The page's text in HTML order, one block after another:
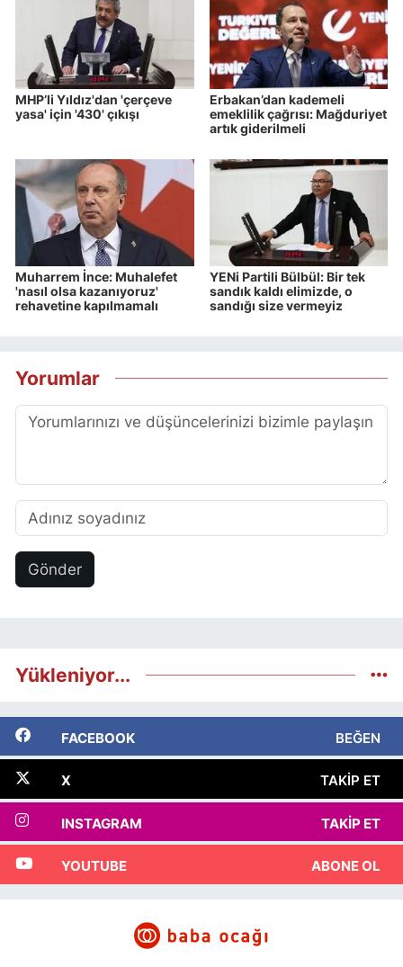
MHP’li Yıldız'dan 'çerçeve
yasa' için '430' çıkışı
Erbakan’dan kademeli
emeklilik çağrısı: Mağduriyet
artık giderilmeli
Muharrem İnce: Muhalefet
'nasıl olsa kazanıyoruz'
rehavetine kapılmamalı
YENi Partili Bülbül: Bir tek
sandık kaldı elimizde, o
sandığı size vermeyiz
Yorumlar
Gönder
Yükleniyor...
FACEBOOK BEĞEN
X TAKIP ET
INSTAGRAM TAKIP ET
YOUTUBE ABONE OL